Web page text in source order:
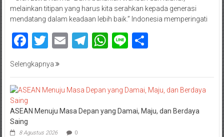
melainkan titipan yang harus kita serahkan kepada generasi
mendatang dalam keadaan lebih baik.” Indonesia memperingati
Facebook
Twitter
EmailTelegram
WhatsApp
LineShare
Selengkapnya
ASEAN Menuju Masa Depan yang Damai, Maju, dan Berdaya
Saing
8 Agustus 2026 0